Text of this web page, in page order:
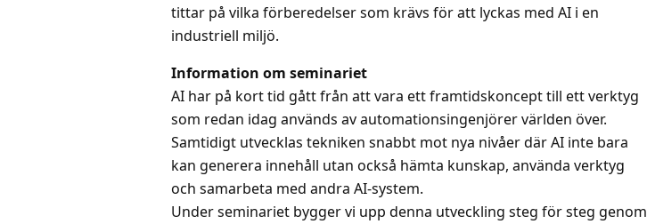
tittar på vilka förberedelser som krävs för att lyckas med AI i en
industriell miljö.
Information om seminariet
AI har på kort tid gått från att vara ett framtidskoncept till ett verktyg
som redan idag används av automationsingenjörer världen över.
Samtidigt utvecklas tekniken snabbt mot nya nivåer där AI inte bara
kan generera innehåll utan också hämta kunskap, använda verktyg
och samarbeta med andra AI-system.
Under seminariet bygger vi upp denna utveckling steg för steg genom